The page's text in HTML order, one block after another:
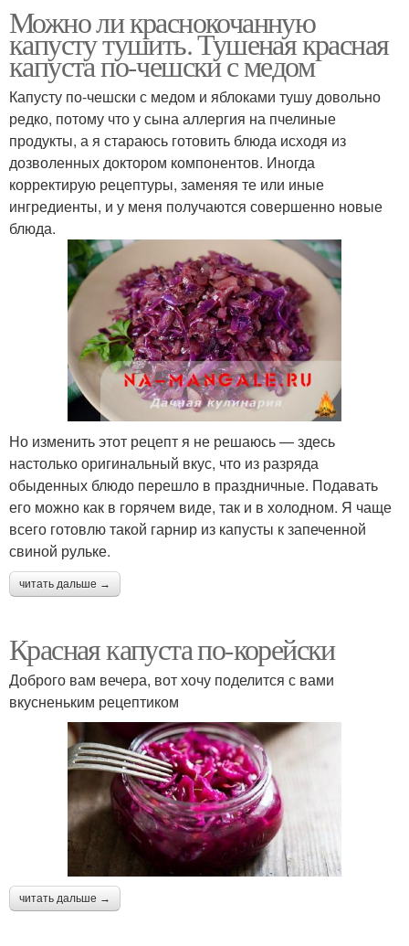
Можно ли краснокочанную
капусту тушить. Тушеная красная
капуста по-чешски с медом
Капусту по-чешски с медом и яблоками тушу довольно
редко, потому что у сына аллергия на пчелиные
продукты, а я стараюсь готовить блюда исходя из
дозволенных доктором компонентов. Иногда
корректирую рецептуры, заменяя те или иные
ингредиенты, и у меня получаются совершенно новые
блюда.
Но изменить этот рецепт я не решаюсь — здесь
настолько оригинальный вкус, что из разряда
обыденных блюдо перешло в праздничные. Подавать
его можно как в горячем виде, так и в холодном. Я чаще
всего готовлю такой гарнир из капусты к запеченной
свиной рульке.
читать дальше →
Красная капуста по-корейски
Доброго вам вечера, вот хочу поделится с вами
вкусненьким рецептиком
читать дальше →